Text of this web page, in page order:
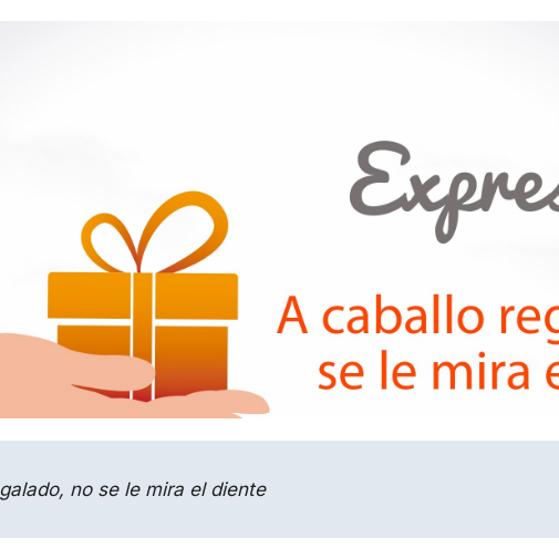
no se le mira el diente